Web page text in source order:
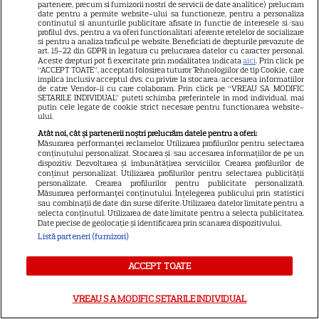
Știri mondene
Avantaje
Elle
Unica
Retete practice
URMĂREȘTE-NE PE
Copyright2026Ringier Romania – Toate Drepturile rezervate
Jocurile de noroc sunt interzise minorilor.
partenere, precum si furnizorii nostri de servicii de date analitice) prelucram
date pentru a permite website-ului sa functioneze, pentru a personaliza
continutul si anunturile publicitare afisate in functie de interesele si/sau
profilul dvs., pentru a va oferi functionalitati aferente retelelor de socializare
si pentru a analiza traficul pe website. Beneficiati de drepturile prevazute de
art. 15-22 din GDPR in legatura cu prelucrarea datelor cu caracter personal.
Aceste drepturi pot fi exercitate prin modalitatea indicataaici. Prin click pe
“ACCEPT TOATE”, acceptati folosirea tuturor Tehnologiilor de tip Cookie, care
implica inclusiv acceptul dvs. cu privire la stocarea/accesarea informatiilor
de catre Vendor-ii cu care colaboram. Prin click pe “VREAU SA MODIFIC
SETARILE INDIVIDUAL” puteti schimba preferintele in mod individual, mai
putin cele legate de cookie strict necesare pentru functionarea website-
ului.
Atât noi, cât și partenerii noștri prelucrăm datele pentru a oferi:
Măsurarea performanței reclamelor. Utilizarea profilurilor pentru selectarea
conținutului personalizat. Stocarea și/sau accesarea informațiilor de pe un
dispozitiv. Dezvoltarea și îmbunătățirea serviciilor. Crearea profilurilor de
conținut personalizat. Utilizarea profilurilor pentru selectarea publicității
personalizate. Crearea profilurilor pentru publicitate personalizată.
Măsurarea performanței conținutului. Înțelegerea publicului prin statistici
sau combinații de date din surse diferite. Utilizarea datelor limitate pentru a
selecta conținutul. Utilizarea de date limitate pentru a selecta publicitatea.
Date precise de geolocație și identificarea prin scanarea dispozitivului.
Listă parteneri (furnizori)
ACCEPT TOATE
VREAU SA MODIFIC SETARILE INDIVIDUAL